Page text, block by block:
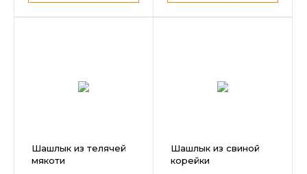
Шашлык из телячей
мякоти
Шашлык из свиной
корейки